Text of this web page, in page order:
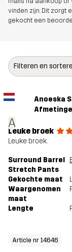
Ontworpen
voor
vinden zijn. Dit zorgt
gekocht een
Filteren en
A
Anoeska
Leuke broek
Leuke broek.
Surround Barrel
Stretch Pants
Gekochte maat L
Waargenomen
maat
Lengte
Article nr 14646